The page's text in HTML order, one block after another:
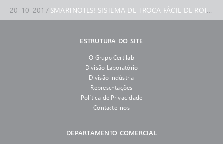
20-10-2017 SMARTNOTES! SISTEMA DE TROCA FÁCIL DE ROTORES AUTO-LOCK
ESTRUTURA DO SITE
O Grupo Certilab
Divisão Laboratório
Divisão Indústria
Representações
Política de Privacidade
Contacte-nos
DEPARTAMENTO COMERCIAL